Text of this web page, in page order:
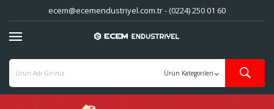
ecem@ecemendustriyel.com.tr - (0224) 250 01 60